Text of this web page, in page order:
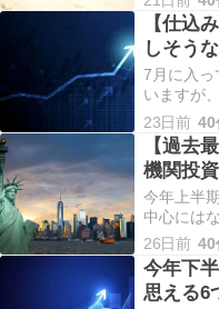
当株は上
きには、
勢いを感
感が高ま
【仕込
しそう
7月に入っ
いますが
いるのは
迷してい
っており
もちろん
銘柄もあ
23日前 40
【過去
機関投
選
今年上半
中心には
もあっさ
場になっ
大きな要
いで、実
26日前 40
今年下
思える6